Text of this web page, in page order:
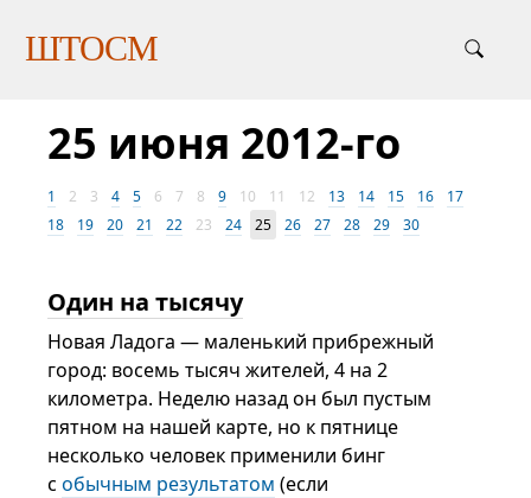
ШТОСМ
25 июня 2012-го
1 2 3 4 5 6 7 8 9 10 11 12 13 14 15 16
17
18
19 20 21 22 23 24 25 26 27 28 29 30
Один на тысячу
Новая Ладога — маленький прибрежный
город: восемь тысяч жителей, 4 на 2
километра. Неделю назад он был пустым
пятном на нашей карте, но к пятнице
несколько человек применили бинг
собычным результатом (если